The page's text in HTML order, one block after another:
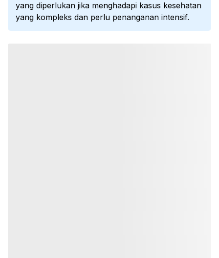
yang diperlukan jika menghadapi kasus kesehatan
yang kompleks dan perlu penanganan intensif.